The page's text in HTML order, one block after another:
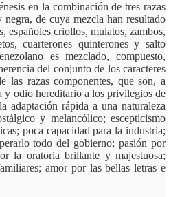
en la combinación de tres razas
de cuya mezcla han resultado
españoles criollos, mulatos, zambos,
cuarterones quinterones y salto
es mezclado, compuesto,
del conjunto de los caracteres
las razas componentes, que son, a
y odio hereditario a los privilegios de
adaptación rápida a una naturaleza
y melancólico; escepticismo
poca capacidad para la industria;
todo del gobierno; pasión por
la oratoria brillante y majestuosa;
amor por las bellas letras e